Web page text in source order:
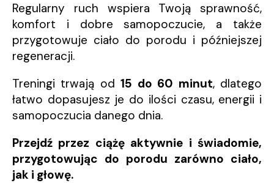
Regularny ruch wspiera Twoją sprawność,
komfort i dobre samopoczucie, a także
przygotowuje ciało do porodu i późniejszej
regeneracji.
Treningi trwają od15 do 60 minut, dlatego
łatwo dopasujesz je do ilości czasu, energii i
samopoczucia danego dnia.
Przejdź przez ciążę aktywnie i świadomie,
przygotowując do porodu zarówno ciało,
jak i głowę.